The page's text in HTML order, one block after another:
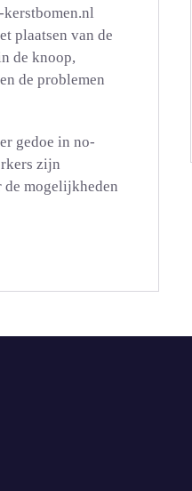
kerstbomen.nl
plaatsen van de
de knoop,
de problemen
gedoe in no-
zijn
de mogelijkheden